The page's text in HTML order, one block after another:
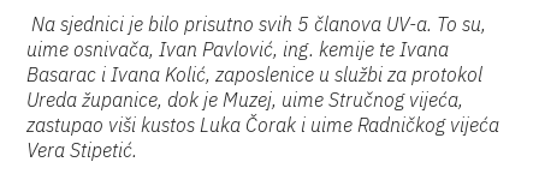
Na sjednici je bilo prisutno svih 5 članova UV-a. To su,
uime osnivača, Ivan Pavlović, ing. kemije te Ivana
Basarac i Ivana Kolić, zaposlenice u službi za protokol
Ureda županice, dok je Muzej, uime Stručnog vijeća,
zastupao viši kustos Luka Čorak i uime Radničkog vijeća
Vera Stipetić.